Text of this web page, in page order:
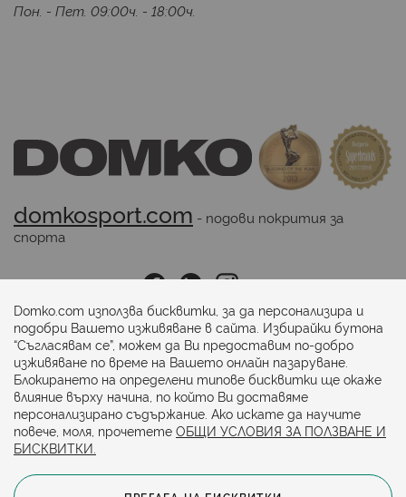
Пон. - Пет. 09:00ч. - 18:00ч.
domkosport.com - подови покрития за
спорта
Последвайте ни:
Начини на плащане:
Domko.com използва бисквитки, за да персонализира и
подобри Вашето изживяване в сайта. Избирайки бутона
“Съгласявам се”, можем да Ви предоставим по-добро
изживяване по време на Вашето онлайн пазаруване.
Блокирането на определени типове бисквитки ще окаже
влияние върху начина, по който Ви доставяме
персонализирано съдържание. Ако искате да научите
повече, моля, прочетете ОБЩИ УСЛОВИЯ ЗА ПОЛЗВАНЕ И
БИСКВИТКИ.